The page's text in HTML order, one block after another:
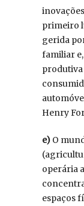
primeiro
gerida
familiar
produtiva
Henry
e) O
operária
espaços